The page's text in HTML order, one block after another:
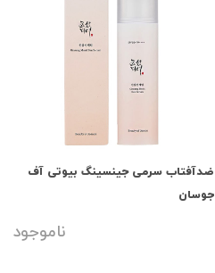
ضدآفتاب سرمی جینسینگ بیوتی آف
جوسان
ناموجود